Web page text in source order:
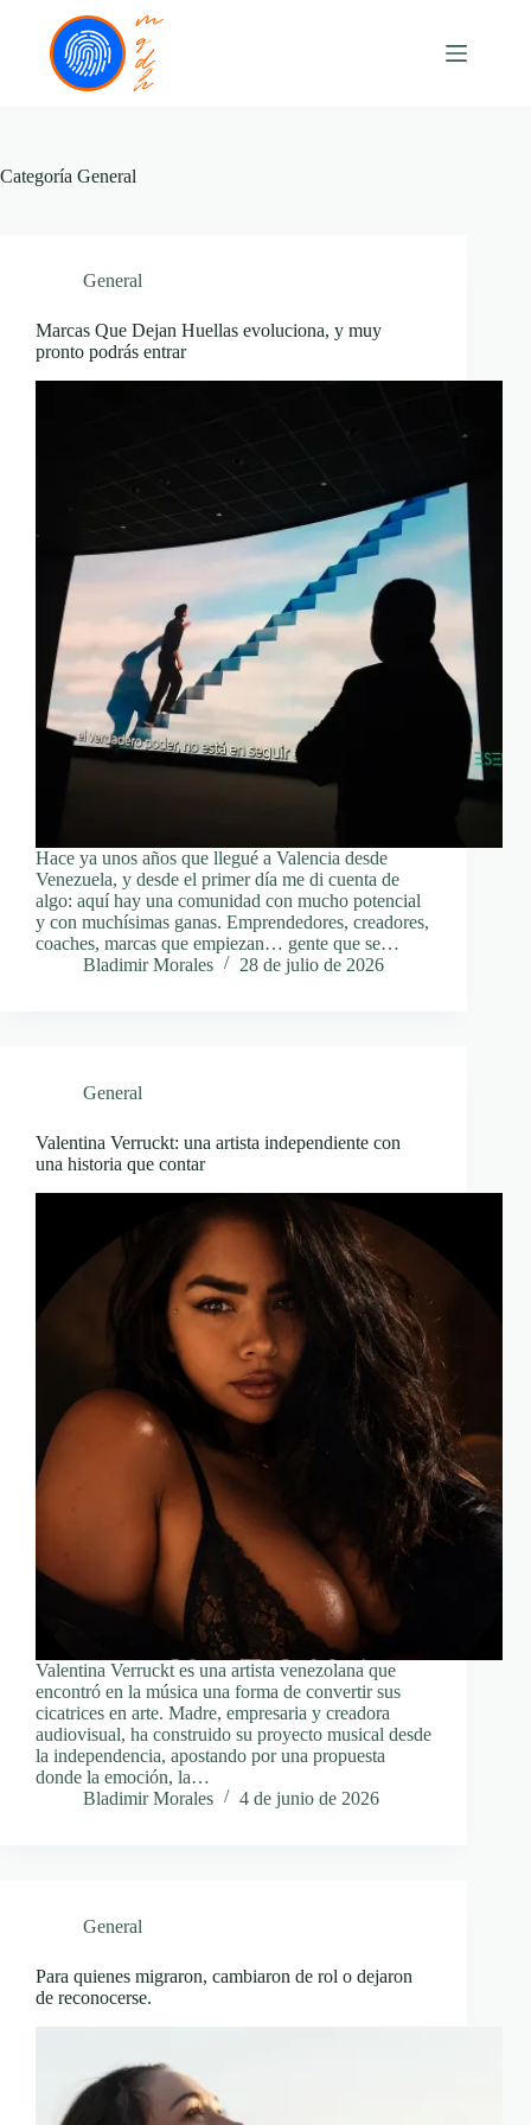
contenido
Categoría General
General
Marcas Que Dejan Huellas evoluciona, y muy
pronto podrás entrar
Hace ya unos años que llegué a Valencia desde
Venezuela, y desde el primer día me di cuenta de
algo: aquí hay una comunidad con mucho potencial
y con muchísimas ganas. Emprendedores, creadores,
coaches, marcas que empiezan… gente que se…
Bladimir Morales
28 de julio de 2026
General
Valentina Verruckt: una artista independiente con
una historia que contar
Valentina Verruckt es una artista venezolana que
encontró en la música una forma de convertir sus
cicatrices en arte. Madre, empresaria y creadora
audiovisual, ha construido su proyecto musical desde
la independencia, apostando por una propuesta
donde la emoción, la…
Bladimir Morales
4 de junio de 2026
General
Para quienes migraron, cambiaron de rol o dejaron
de reconocerse.